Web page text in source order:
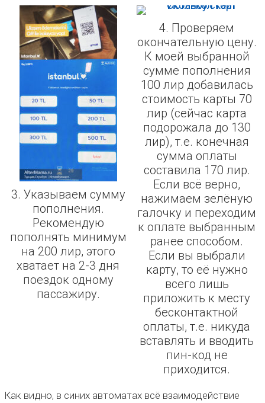
3. Указываем сумму
пополнения.
Рекомендую
пополнять минимум
на 200 лир, этого
хватает на 2-3 дня
поездок одному
пассажиру.
4. Проверяем
окончательную цену.
К моей выбранной
сумме пополнения
100 лир добавилась
стоимость карты 70
лир (сейчас карта
подорожала до 130
лир), т.е. конечная
сумма оплаты
составила 170 лир.
Если всё верно,
нажимаем зелёную
галочку и переходим
к оплате выбранным
ранее способом.
Если вы выбрали
карту, то её нужно
всего лишь
приложить к месту
бесконтактной
оплаты, т.е. никуда
вставлять и вводить
пин-код не
приходится.
Как видно, в синих автоматах всё взаимодействие